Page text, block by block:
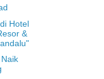
Hotel
&